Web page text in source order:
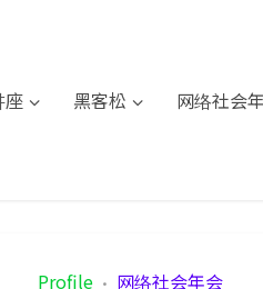
座 黑客松 网络社会
Profile • 网络社会年会